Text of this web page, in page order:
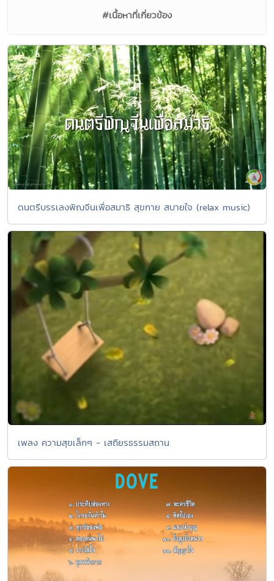
#เนื้อหาที่เกี่ยวข้อง
ดนตรีบรรเลงพิณจีนเพื่อสมาธิ สุขกาย สบายใจ (relax music)
เพลง ความสุขเล็กๆ - เสถียรธรรมสถาน